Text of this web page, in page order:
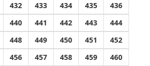
432 433 434 435
436
440 441 442 443
444
448 449 450 451
452
456 457 458 459
460